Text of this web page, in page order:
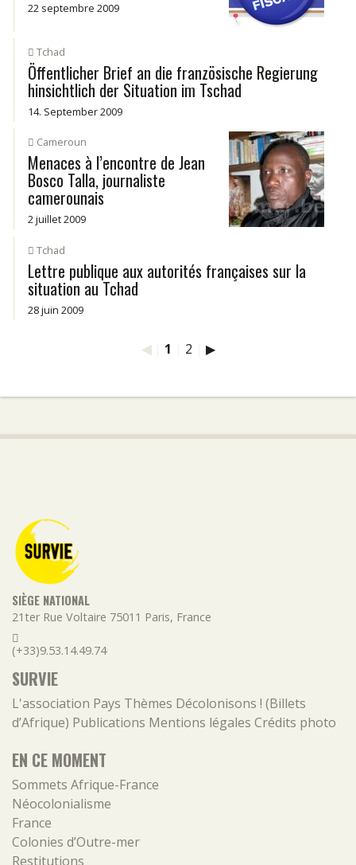
22 septembre 2009
Tchad
Öffentlicher Brief an die französische Regierung
hinsichtlich der Situation im Tschad
14. September 2009
Cameroun
Menaces à l’encontre de Jean
Bosco Talla, journaliste
camerounais
2 juillet 2009
Tchad
Lettre publique aux autorités françaises sur la
situation au Tchad
28 juin 2009
◀| 1 2 ▶
SIÈGE NATIONAL
21ter Rue Voltaire 75011 Paris, France
(+33)9.53.14.49.74
SURVIE
L'association Pays Thèmes Décolonisons ! (Billets
d’Afrique) Publications Mentions légales Crédits photo
EN CE MOMENT
Sommets Afrique-France
Néocolonialisme
France
Colonies d’Outre-mer
Restitutions